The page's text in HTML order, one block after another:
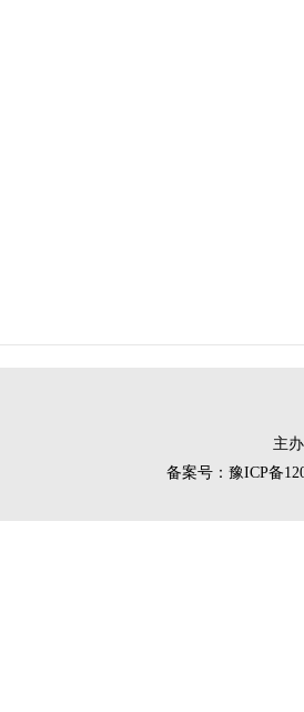
主
备案号：豫ICP备